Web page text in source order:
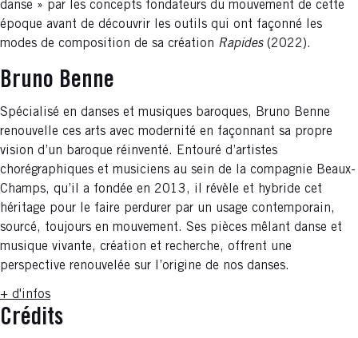
danse » par les concepts fondateurs du mouvement de cette
époque avant de découvrir les outils qui ont façonné les
modes de composition de sa création Rapides(2022).
Bruno Benne
Spécialisé en danses et musiques baroques, Bruno Benne
renouvelle ces arts avec modernité en façonnant sa propre
vision d’un baroque réinventé. Entouré d’artistes
chorégraphiques et musiciens au sein de la compagnie Beaux-
Champs, qu’il a fondée en 2013, il révèle et hybride cet
héritage pour le faire perdurer par un usage contemporain,
sourcé, toujours en mouvement. Ses pièces mêlant danse et
musique vivante, création et recherche, offrent une
perspective renouvelée sur l’origine de nos danses.
+ d'infos
Crédits